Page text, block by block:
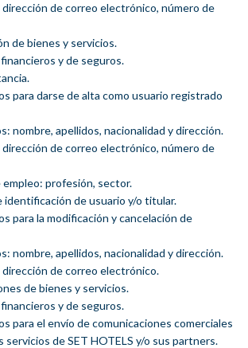
de correo electrónico, número de
de bienes y servicios.
y de seguros.
para darse de alta como usuario registrado
nombre, apellidos, nacionalidad y dirección.
de correo electrónico, número de
profesión, sector.
identificación de usuario y/o titular.
para la modificación y cancelación de
nombre, apellidos, nacionalidad y dirección.
de correo electrónico.
de bienes y servicios.
y de seguros.
para el envío de comunicaciones comerciales
de SET HOTELS y/o sus partners.